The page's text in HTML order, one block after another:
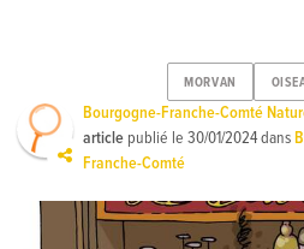
MORVAN
Bourgogne-Franche-Comté
article publié le30/01/2024dans
Franche-Comté